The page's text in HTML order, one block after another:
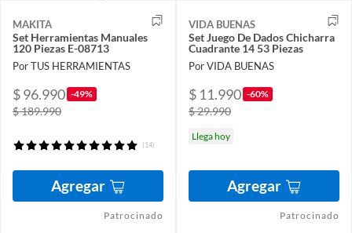
MAKITA
Set Herramientas Manuales
120 Piezas E-08713
Por TUS HERRAMIENTAS
$ 96.990 -49%
$ 189.990
(14)
Agregar
Patrocinado
VIDA BUENAS
Set Juego De Dados Chicharra
Cuadrante 14 53 Piezas
Por VIDA BUENAS
$ 11.990 -60%
$ 29.990
Llega hoy
Agregar
Patrocinado